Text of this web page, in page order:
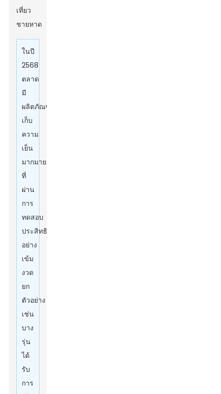
เที่ยว
ชายหาด
ในปี
2568
ตลาด
มี
ผลิตภัณฑ์
เก็บ
ความ
เย็น
มากมาย
ที่
ผ่าน
การ
ทดสอบ
ประสิทธิภาพ
อย่าง
เข้ม
งวด
ยก
ตัวอย่าง
เช่น
บาง
รุ่น
ได้
รับ
การ